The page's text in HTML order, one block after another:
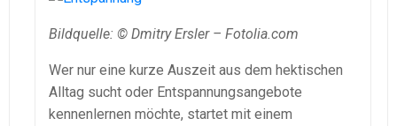
Bildquelle: © Dmitry Ersler – Fotolia.com
Wer nur eine kurze Auszeit aus dem hektischen
Alltag sucht oder Entspannungsangebote
kennenlernen möchte, startet mit einem